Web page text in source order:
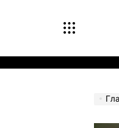
содержимому